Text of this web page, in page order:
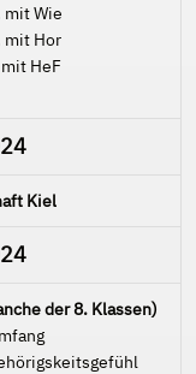
mit Wie
mit Hor
HeF
Kiel
der 8. Klassen)